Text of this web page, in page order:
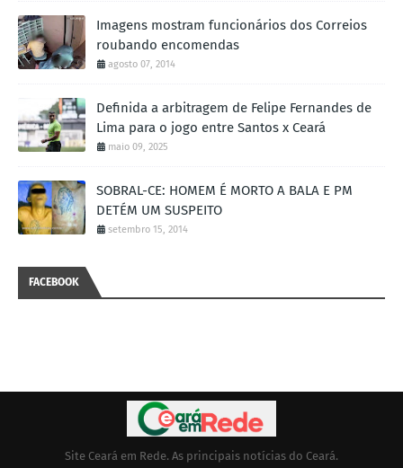
Imagens mostram funcionários dos Correios
roubando encomendas
agosto 07, 2014
Definida a arbitragem de Felipe Fernandes de
Lima para o jogo entre Santos x Ceará
maio 09, 2025
SOBRAL-CE: HOMEM É MORTO A BALA E PM
DETÉM UM SUSPEITO
setembro 15, 2014
FACEBOOK
Site Ceará em Rede. As principais notícias do Ceará.